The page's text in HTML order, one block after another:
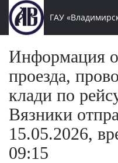
ГАУ
Информация
проезда,
клади по
Вязники
15.05.2026,
09:15